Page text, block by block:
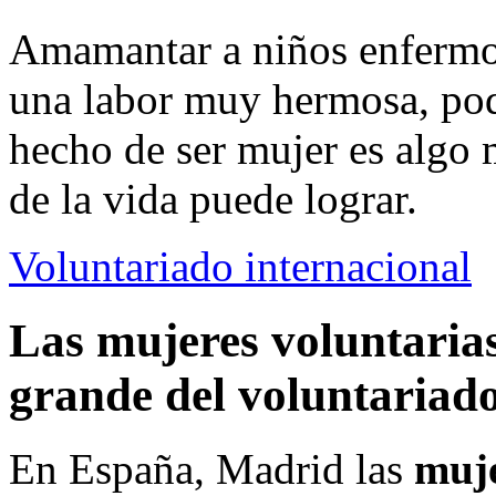
Amamantar a niños
una labor muy hermosa,
hecho de ser mujer es
de la vida puede lograr.
Voluntariado internacional
Las mujeres
grande del
En España, Madrid las